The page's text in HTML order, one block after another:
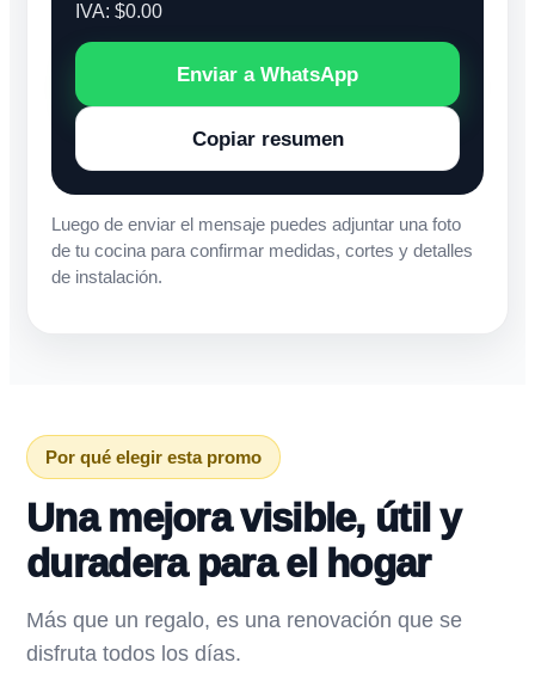
IVA: $0.00
Enviar a WhatsApp
Copiar resumen
Luego de enviar el mensaje puedes adjuntar una foto
de tu cocina para confirmar medidas, cortes y detalles
de instalación.
Por qué elegir esta promo
Una mejora visible, útil y
duradera para el hogar
Más que un regalo, es una renovación que se
disfruta todos los días.